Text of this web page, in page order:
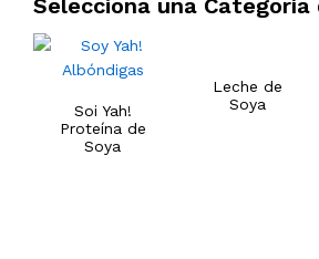
Selecciona una
Soi Yah!
Proteína de
Soya
Leche de
Soya